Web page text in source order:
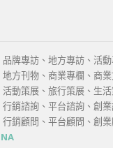
牌專訪、地方專訪、活
方刊物、商業專欄、商
動策展、旅行策展、生
銷諮詢、平台諮詢、創
銷顧問、平台顧問、創